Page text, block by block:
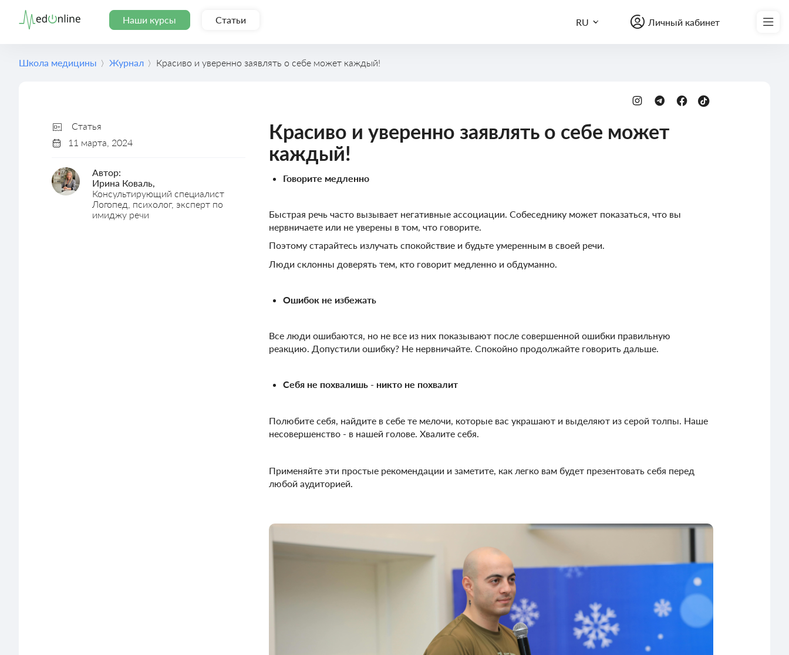
Наши курсы Статьи RU Личный кабинет
Записаться на курс
Школа медицины Журнал Красиво и уверенно заявлять о себе может каждый!
Статья
11 марта, 2024
Автор:
Ирина Коваль,
Консультирующий специалист
Логопед, психолог, эксперт по
имиджу речи
Красиво и уверенно заявлять о себе может
каждый!
Говорите медленно
Быстрая речь часто вызывает негативные ассоциации. Собеседнику может показаться, что вы
нервничаете или не уверены в том, что говорите.
Поэтому старайтесь излучать спокойствие и будьте умеренным в своей речи.
Люди склонны доверять тем, кто говорит медленно и обдуманно.
Ошибок не избежать
Все люди ошибаются, но не все из них показывают после совершенной ошибки правильную
реакцию. Допустили ошибку? Не нервничайте. Спокойно продолжайте говорить дальше.
Себя не похвалишь - никто не похвалит
Полюбите себя, найдите в себе те мелочи, которые вас украшают и выделяют из серой толпы. Наше
несовершенство - в нашей голове. Хвалите себя.
Применяйте эти простые рекомендации и заметите, как легко вам будет презентовать себя перед
любой аудиторией.